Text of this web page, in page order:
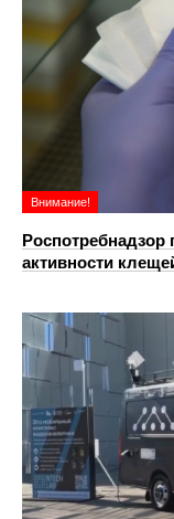
Внимание!
Роспотребнадзор
активности